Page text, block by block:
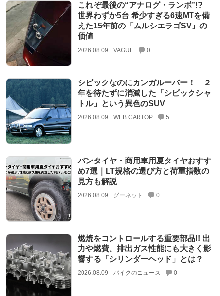
これぞ最後の“アナログ・ランボ”!?
世界わずか5台 希少すぎる6速MTを備
えた15年前の「ムルシエラゴSV」の
価値
2026.08.09 VAGUE 0
シビックなのにカンガルーバー！ ２
年を待たずに消滅した「シビックシャ
トル」という異色のSUV
2026.08.09 WEB CARTOP 5
バンタイヤ・商用車用夏タイヤおすす
め7選｜LT規格の選び方と荷重指数の
見方も解説
2026.08.09 グーネット 0
燃焼をコントロールする重要部品!! 出
力や燃費、排出ガス性能にも大きく影
響する「シリンダーヘッド」とは？
2026.08.09 バイクのニュース 0